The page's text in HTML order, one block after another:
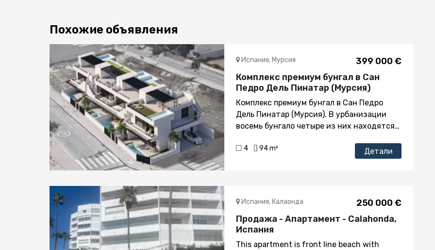
Похожие объявления
399 000 €
Испания, Мурсия
Комплекс премиум бунгал в Сан
Педро Дель Пинатар (Мурсия)
Комплекс премиум бунгал в Сан Педро
Дель Пинатар (Мурсия). В урбанизации
восемь бунгало четыре из них находятся
спален двух ванных комнат гостиной и
кухни, кладовки участка с личным
трёх спален, двух ванных комнат и имеют
личный солярий с бассейном общая
площадь от 197 кв.метров. Комплекс будет
находится в центре города все в шаговой
4 94 m² Детали
250 000 €
Испания, Калаонда
Продажа - Апартамент - Calahonda,
Испания
This apartment is front line beach with